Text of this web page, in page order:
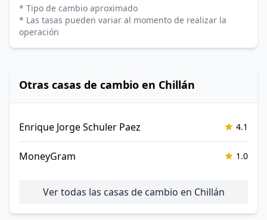
* Tipo de cambio aproximado
* Las tasas pueden variar al momento de realizar la
operación
Otras casas de cambio en Chillán
Enrique Jorge Schuler Paez 4.1
MoneyGram 1.0
Ver todas las casas de cambio en Chillán